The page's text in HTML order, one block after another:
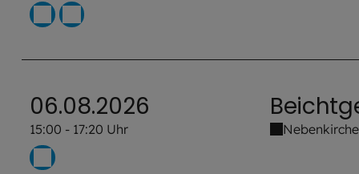
06.08.2026
15:00 - 17:20 Uhr